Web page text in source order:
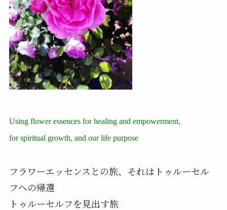
Using flower essences for healing and empowerment,
for spiritual growth, and our life purpose
フラワーエッセンスとの旅、それはトゥルーセル
フへの帰還
トゥルーセルフを見出す旅